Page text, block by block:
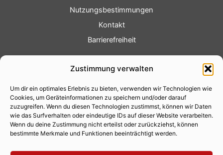
Zustimmung verwalten
Um dir ein optimales Erlebnis zu bieten, verwenden wir Technologien wie
Cookies, um Geräteinformationen zu speichern und/oder darauf
zuzugreifen. Wenn du diesen Technologien zustimmst, können wir Daten
wie das Surfverhalten oder eindeutige IDs auf dieser Website verarbeiten.
Wenn du deine Zustimmung nicht erteilst oder zurückziehst, können
bestimmte Merkmale und Funktionen beeinträchtigt werden.
Nutzungsbestimmungen
Kontakt
Barrierefreiheit
Fotoservice
Videoservice
Werbung
Contenterstellung
Lokalnachrichten